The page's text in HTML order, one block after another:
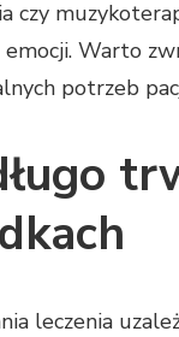
czy
emocji. Warto
potrzeb
leczenia